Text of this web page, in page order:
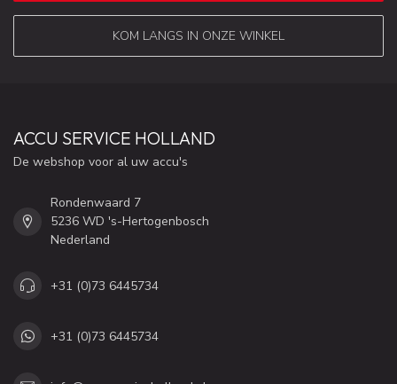
KOM LANGS IN ONZE WINKEL
ACCU SERVICE HOLLAND
De webshop voor al uw accu's
Rondenwaard 7
5236 WD 's-Hertogenbosch
Nederland
+31 (0)73 6445734
+31 (0)73 6445734